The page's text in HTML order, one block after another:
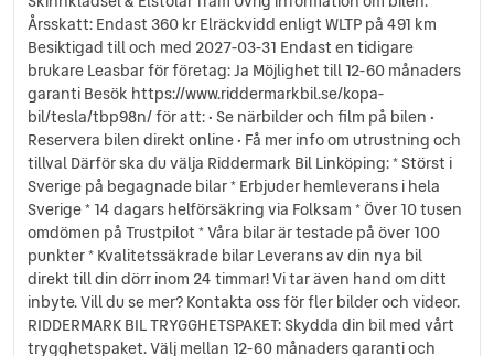
Årsskatt: Endast 360 kr Elräckvidd enligt WLTP på 491 km
Besiktigad till och med 2027-03-31 Endast en tidigare
brukare Leasbar för företag: Ja Möjlighet till 12-60 månaders
garanti Besök https://www.riddermarkbil.se/kopa-
bil/tesla/tbp98n/ för att: • Se närbilder och film på bilen •
Reservera bilen direkt online • Få mer info om utrustning och
tillval Därför ska du välja Riddermark Bil Linköping: * Störst i
Sverige på begagnade bilar * Erbjuder hemleverans i hela
Sverige * 14 dagars helförsäkring via Folksam * Över 10 tusen
omdömen på Trustpilot * Våra bilar är testade på över 100
punkter * Kvalitetssäkrade bilar Leverans av din nya bil
direkt till din dörr inom 24 timmar! Vi tar även hand om ditt
inbyte. Vill du se mer? Kontakta oss för fler bilder och videor.
RIDDERMARK BIL TRYGGHETSPAKET: Skydda din bil med vårt
trygghetspaket. Välj mellan 12-60 månaders garanti och